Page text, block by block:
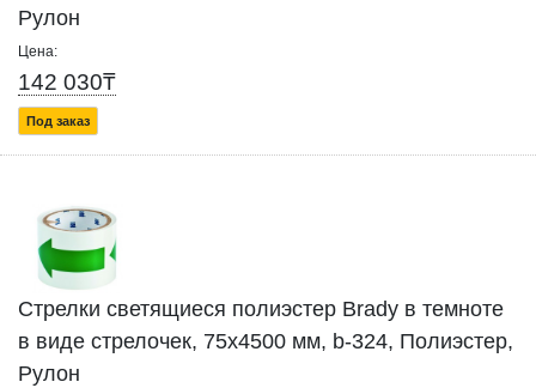
Рулон
Цена:
142 030₸
Под заказ
Стрелки светящиеся полиэстер Brady в темноте
в виде стрелочек, 75x4500 мм, b-324, Полиэстер,
Рулон